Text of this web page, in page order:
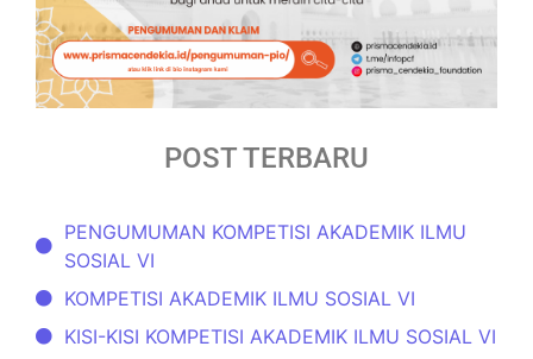
POST TERBARU
PENGUMUMAN KOMPETISI AKADEMIK ILMU
SOSIAL VI
KOMPETISI AKADEMIK ILMU SOSIAL VI
KISI-KISI KOMPETISI AKADEMIK ILMU SOSIAL VI